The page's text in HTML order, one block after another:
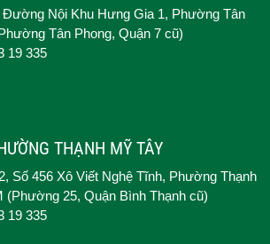
Nội Khu Hưng Gia 1, Phường Tân
Tân Phong, Quận 7 cũ)
19 335
THẠNH MỸ TÂY
Số 456 Xô Viết Nghệ Tĩnh, Phường Thạnh
(Phường 25, Quận Bình Thạnh cũ)
19 335